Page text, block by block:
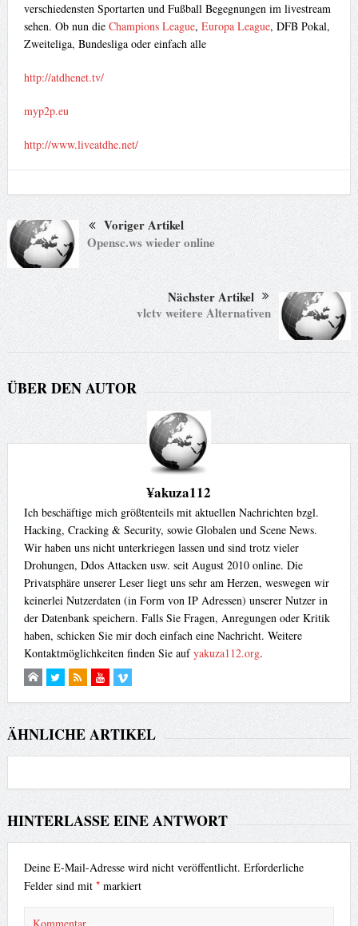
verschiedensten Sportarten und Fußball Begegnungen im livestream
sehen. Ob nun die Champions League, Europa League, DFB Pokal,
Zweiteliga, Bundesliga oder einfach alle
http://atdhenet.tv/
myp2p.eu
http://www.liveatdhe.net/
Voriger Artikel
Opensc.ws wieder online
Nächster Artikel
vlctv weitere Alternativen
ÜBER DEN AUTOR
¥akuza112
Ich beschäftige mich größtenteils mit aktuellen Nachrichten bzgl.
Hacking, Cracking & Security, sowie Globalen und Scene News.
Wir haben uns nicht unterkriegen lassen und sind trotz vieler
Drohungen, Ddos Attacken usw. seit August 2010 online. Die
Privatsphäre unserer Leser liegt uns sehr am Herzen, weswegen wir
keinerlei Nutzerdaten (in Form von IP Adressen) unserer Nutzer in
der Datenbank speichern. Falls Sie Fragen, Anregungen oder Kritik
haben, schicken Sie mir doch einfach eine Nachricht. Weitere
Kontaktmöglichkeiten finden Sie aufyakuza112.org.
ÄHNLICHE ARTIKEL
HINTERLASSE EINE ANTWORT
Deine E-Mail-Adresse wird nicht veröffentlicht. Erforderliche
Felder sind mit *markiert